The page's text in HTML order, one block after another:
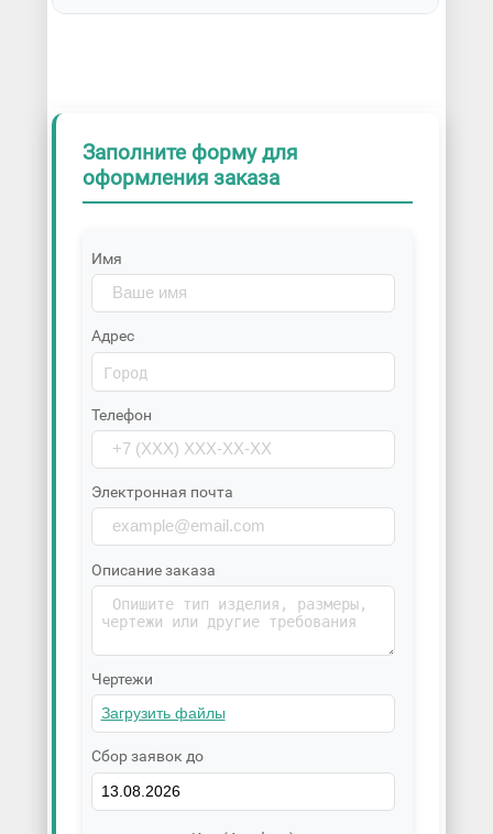
Заполните форму для
оформления заказа
Имя
Адрес
Телефон
Электронная почта
Описание заказа
Чертежи
Сбор заявок до